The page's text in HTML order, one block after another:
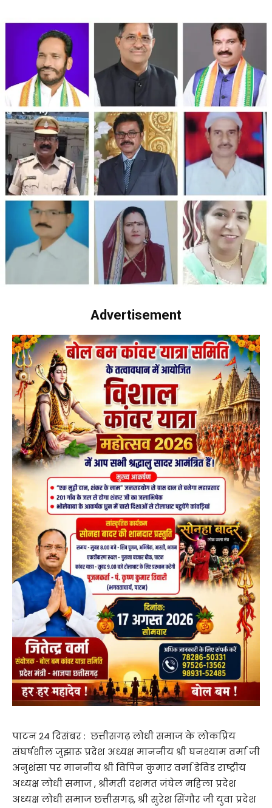
Advertisement
पाटन 24 दिसंबर : छत्तीसगढ़ लोधी समाज के लोकप्रिय
संघर्षशील जुझारू प्रदेश अध्यक्ष माननीय श्री घनश्याम वर्मा जी
अनुशंसा पर माननीय श्री विपिन कुमार वर्मा डेविड राष्ट्रीय
अध्यक्ष लोधी समाज , श्रीमती दशमत जंघेल महिला प्रदेश
अध्यक्ष लोधी समाज छत्तीसगढ़, श्री सुरेश सिंगौर जी युवा प्रदेश